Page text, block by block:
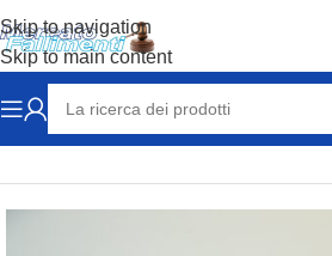
Skip to navigation
Skip to main content
Home ABBIGLIAMENTO T-SHIRT